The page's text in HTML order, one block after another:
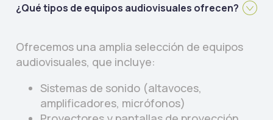
¿Qué tipos de equipos audiovisuales ofrecen?
Ofrecemos una amplia selección de equipos
audiovisuales, que incluye:
Sistemas de sonido (altavoces,
amplificadores, micrófonos)